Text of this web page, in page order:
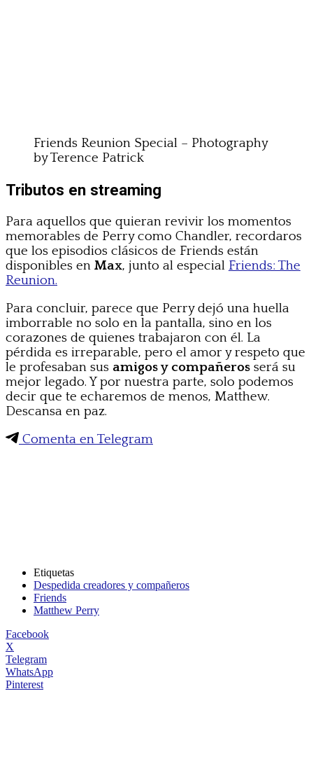
Friends Reunion Special – Photography
by Terence Patrick
Tributos en streaming
Para aquellos que quieran revivir los momentos
memorables de Perry como Chandler, recordaros
que los episodios clásicos de Friends están
disponibles en Max, junto al especial Friends: The
Reunion.
Para concluir, parece que Perry dejó una huella
imborrable no solo en la pantalla, sino en los
corazones de quienes trabajaron con él. La
pérdida es irreparable, pero el amor y respeto que
le profesaban sus amigos y compañeros será su
mejor legado. Y por nuestra parte, solo podemos
decir que te echaremos de menos, Matthew.
Descansa en paz.
Comenta en Telegram
Etiquetas
Despedida creadores y compañeros
Friends
Matthew Perry
Facebook
X
Telegram
WhatsApp
Pinterest